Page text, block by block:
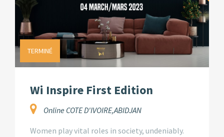
TERMINÉ
Wi Inspire First Edition
Online COTE D'IVOIRE,ABIDJAN
Women play vital roles in society, undeniably.